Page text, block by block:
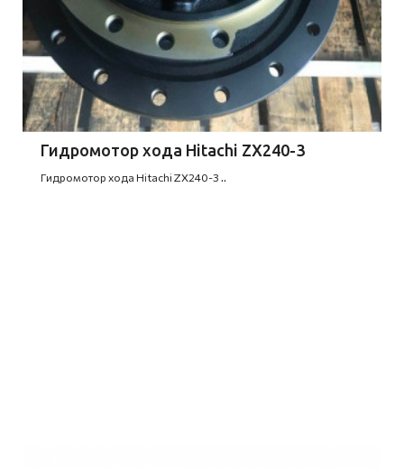
Гидромотор хода Hitachi ZX240-3
Гидромотор хода Hitachi ZX240-3 ..